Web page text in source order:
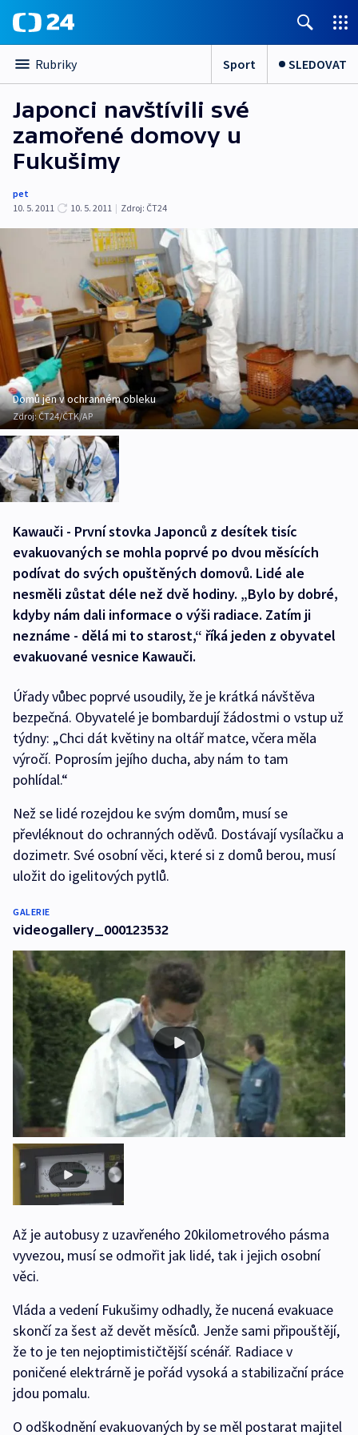
Rubriky Sport SLEDOVAT
Japonci navštívili své
zamořené domovy u
Fukušimy
pet
10. 5. 2011
10. 5. 2011 | Zdroj: ČT24
Domů jen v ochranném obleku
Zdroj:ČT24/ČTK/AP
Kawauči - První stovka Japonců z desítek tisíc
evakuovaných se mohla poprvé po dvou měsících
podívat do svých opuštěných domovů. Lidé ale
nesměli zůstat déle než dvě hodiny. „Bylo by dobré,
kdyby nám dali informace o výši radiace. Zatím ji
neznáme - dělá mi to starost,“ říká jeden z obyvatel
evakuované vesnice Kawauči.
Úřady vůbec poprvé usoudily, že je krátká návštěva
bezpečná. Obyvatelé je bombardují žádostmi o vstup už
týdny: „Chci dát květiny na oltář matce, včera měla
výročí. Poprosím jejího ducha, aby nám to tam
pohlídal.“
Než se lidé rozejdou ke svým domům, musí se
převléknout do ochranných oděvů. Dostávají vysílačku a
dozimetr. Své osobní věci, které si z domů berou, musí
uložit do igelitových pytlů.
GALERIE
videogallery_000123532
Až je autobusy z uzavřeného 20kilometrového pásma
vyvezou, musí se odmořit jak lidé, tak i jejich osobní
věci.
Vláda a vedení Fukušimy odhadly, že nucená evakuace
skončí za šest až devět měsíců. Jenže sami připouštějí,
že to je ten nejoptimističtější scénář. Radiace v
poničené elektrárně je pořád vysoká a stabilizační práce
jdou pomalu.
O odškodnění evakuovaných by se měl postarat majitel